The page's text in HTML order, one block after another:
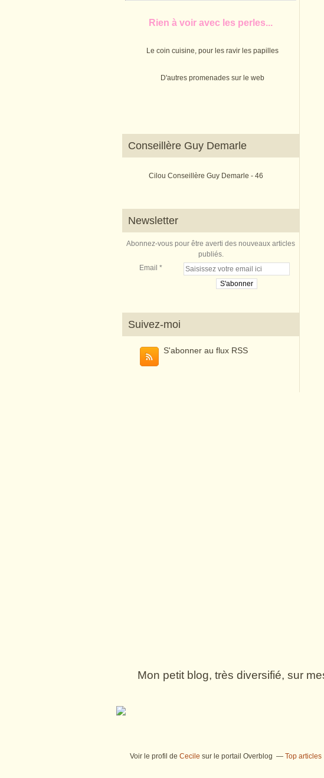
Rien à voir avec les perles...
Le coin cuisine, pour les ravir les papilles
D'autres promenades sur le web
Conseillère Guy Demarle
Cilou Conseillère Guy Demarle - 46
Newsletter
Abonnez-vous pour être averti des nouveaux articles
publiés.
Email
Suivez-moi
S'abonner au flux RSS
Mon petit blog, très diversifié, sur
Voir le profil de Cecile sur le portail Overblog Top articles